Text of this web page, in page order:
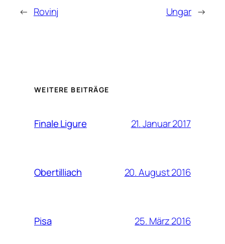
← Rovinj Ungar →
WEITERE BEITRÄGE
Finale Ligure 21. Januar 2017
Obertilliach 20. August 2016
Pisa 25. März 2016